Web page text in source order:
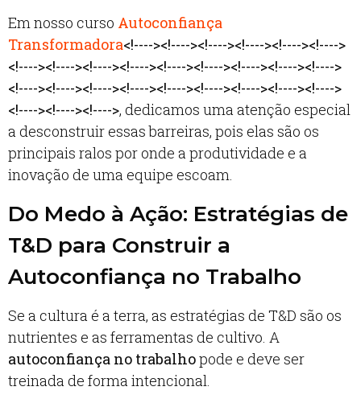
Em nosso curso Autoconfiança
Transformadora<!----><!----><!----><!----><!----><!---->
<!----><!----><!----><!----><!----><!----><!----><!----><!---->
<!----><!----><!----><!----><!----><!----><!----><!----><!---->
<!----><!----><!---->, dedicamos uma atenção especial
a desconstruir essas barreiras, pois elas são os
principais ralos por onde a produtividade e a
inovação de uma equipe escoam.
Do Medo à Ação: Estratégias de
T&D para Construir a
Autoconfiança no Trabalho
Se a cultura é a terra, as estratégias de T&D são os
nutrientes e as ferramentas de cultivo. A
autoconfiança no trabalhopode e deve ser
treinada de forma intencional.